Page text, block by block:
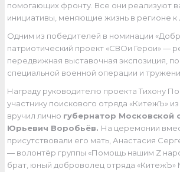
помогающих фронту. Все они реализуют
инициативы, меняющие жизнь в регионе к
Одним из победителей в номинации
патриотический проект «СВОи Герои» —
передвижная выставочная экспозиция,
специальной военной операции и
Награду руководителю проекта Тихону
участнику поискового отряда «КитежЪ»
вручил лично губернатор Московской
Юрьевич Воробьёв. На церемонии
присутствовали его мать, Анастасия
— волонтёр группы «Помощь нашим Z
брат, юный доброволец отряда «КитежЪ»